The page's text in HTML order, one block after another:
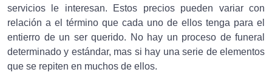
servicios le interesan. Estos precios pueden variar con
relación a el término que cada uno de ellos tenga para el
entierro de un ser querido. No hay un proceso de funeral
determinado y estándar, mas si hay una serie de elementos
que se repiten en muchos de ellos.